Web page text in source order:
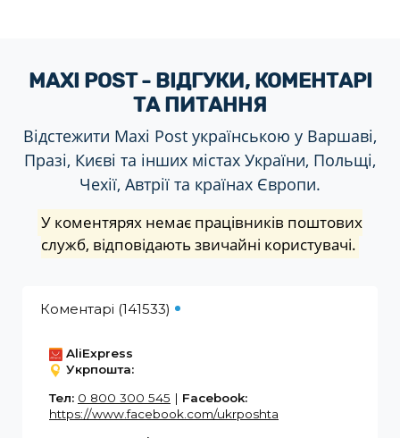
MAXI POST - ВІДГУКИ, КОМЕНТАРІ
ТА ПИТАННЯ
Відстежити Maxi Post українською у Варшаві,
Празі, Києві та інших містах України, Польщі,
Чехії, Автрії та країнах Європи.
У коментярях немає працівників поштових
служб, відповідають звичайні користувачі.